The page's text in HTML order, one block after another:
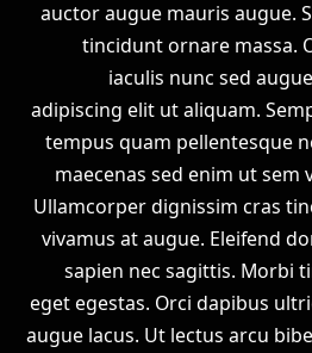
auctor augue mauris augue.
tincidunt ornare massa.
iaculis nunc sed
adipiscing elit ut aliquam.
tempus quam pellentesque
maecenas sed enim ut sem
Ullamcorper dignissim cras
vivamus at augue. Eleifend
sapien nec sagittis. Morbi
eget egestas. Orci dapibus
augue lacus. Ut lectus arcu